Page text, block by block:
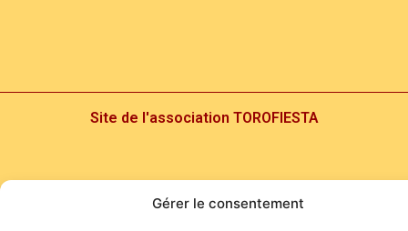
Gérer le consentement
Site de l'association TOROFIESTA